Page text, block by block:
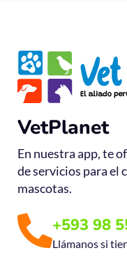
VetPlanet
En nuestra app, te
de servicios para el
mascotas.
+593 98
Llámanos si